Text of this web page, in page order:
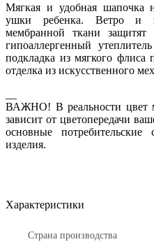
Мягкая и удобная шапочка
ушки ребенка. Ветро и
мембранной ткани
гипоаллергенный
подкладка из мягкого флиса
отделка из искусственного
ВАЖНО! В реальности цвет
зависит от цветопередачи
основные
изделия.
Характеристики
Страна производства